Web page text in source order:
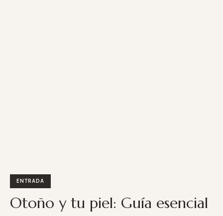
ENTRADA
Otoño y tu piel: Guía esencial